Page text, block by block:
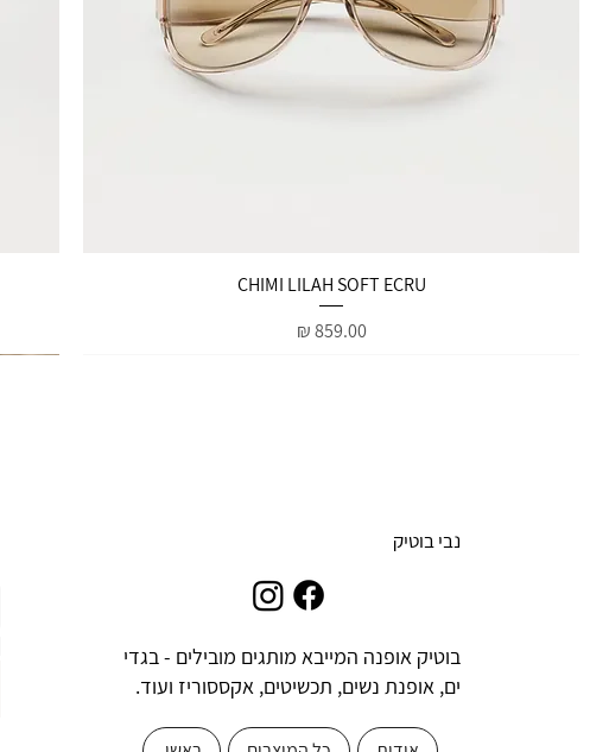
תצוגה מהירה
CHIMI LILAH SOFT ECRU
מחיר‏859.00 ‏₪
נבי בוטיק
בוטיק אופנה המייבא מותגים מובילים - בגדי
ים, אופנת נשים, תכשיטים, אקססוריז ועוד.